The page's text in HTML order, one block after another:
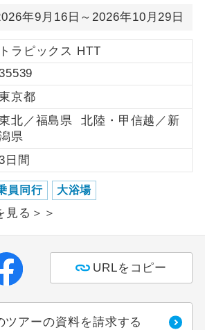
年9月16日～2026年10月29日
トラピックス HTT
京都
北／福島県 北陸・甲信越／新
県
日間
員同行 大浴場
見る＞＞
URLをコピー
ツアーの資料を請求する
す。
女性限定でご参加いただけるコースで
す。
ご参加にあたり年齢に制限があるコース
です。
利用航空会社が指定なので、ご出発の計
ご紹介するホテルを指定したコースで
す。
おひとり様でバス席を2席利⽤できま
す。